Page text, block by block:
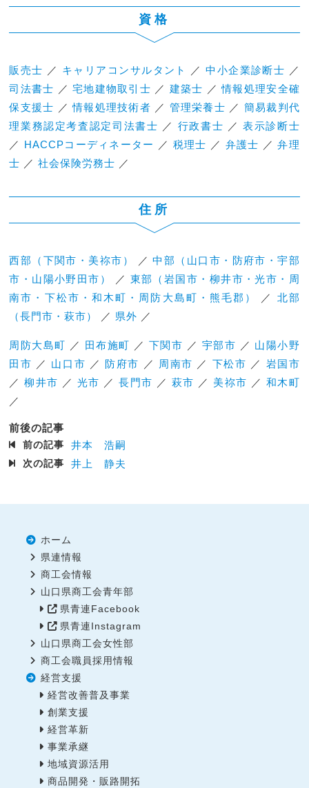
資格
販売士 ／ キャリアコンサルタント ／中小企業診断士 ／
司法書士 ／宅地建物取引士 ／ 建築士 ／情報処理安全確
保支援士 ／情報処理技術者 ／ 管理栄養士 ／ 簡易裁判代
理業務認定考査認定司法書士 ／ 行政書士 ／表示診断士
／ HACCPコーディネーター ／ 税理士 ／ 弁護士 ／弁理
士 ／社会保険労務士 ／
住所
西部（下関市・美祢市） ／中部（山口市・防府市・宇部
市・山陽小野田市）
／ 東部（岩国市・柳井市・光市・周
南市・下松市・和木町・周防大島町・熊毛郡）
／ 北部
（長門市・萩市）
／ 県外 ／
周防大島町 ／ 田布施町 ／下関市 ／ 宇部市 ／ 山陽小野
田市 ／ 山口市 ／ 防府市 ／ 周南市 ／ 下松市 ／ 岩国市
／柳井市 ／ 光市 ／長門市 ／ 萩市 ／ 美祢市 ／ 和木町
／
前後の記事
前の記事 井本 浩嗣
次の記事 井上 静夫
ホーム
県連情報
商工会情報
山口県商工会青年部
県青連Facebook
県青連Instagram
山口県商工会女性部
商工会職員採用情報
経営支援
経営改善普及事業
創業支援
経営革新
事業承継
地域資源活用
商品開発・販路開拓